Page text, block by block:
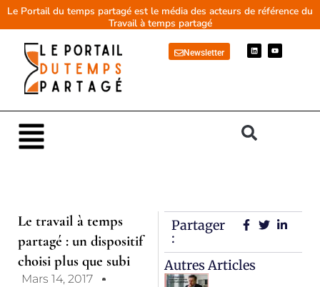
AllerLe Portail du temps partagé est le média des acteurs de référence du
Travail à temps partagé
Newsletter
L
i
n
Y
o
u
Main
Menu
Le travail à temps
partagé : un dispositif
choisi plus que subi
Mars 14, 2017
Partager
:
Autres Articles